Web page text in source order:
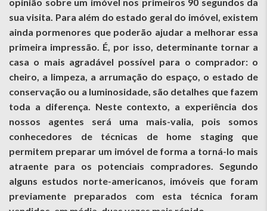
opinião sobre um imóvel nos primeiros 90 segundos da
sua visita. Para além do estado geral do imóvel, existem
ainda pormenores que poderão ajudar a melhorar essa
primeira impressão. É, por isso, determinante tornar a
casa o mais agradável possível para o comprador: o
cheiro, a limpeza, a arrumação do espaço, o estado de
conservação ou a luminosidade, são detalhes que fazem
toda a diferença. Neste contexto, a experiência dos
nossos agentes será uma mais-valia, pois somos
conhecedores de técnicas de home staging que
permitem preparar um imóvel de forma a torná-lo mais
atraente para os potenciais compradores. Segundo
alguns estudos norte-americanos, imóveis que foram
previamente preparados com esta técnica foram